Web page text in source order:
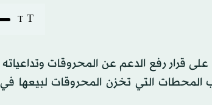
T
T
قرار رفع الدعم عن المحروقات
التي تخزن المحروقات لبيعها في